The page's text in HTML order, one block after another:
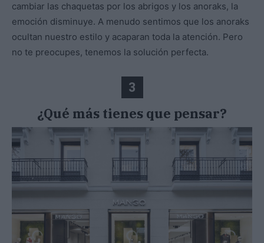
cambiar las chaquetas por los abrigos y los anoraks, la
emoción disminuye. A menudo sentimos que los anoraks
ocultan nuestro estilo y acaparan toda la atención. Pero
no te preocupes, tenemos la solución perfecta.
3
¿Qué más tienes que pensar?